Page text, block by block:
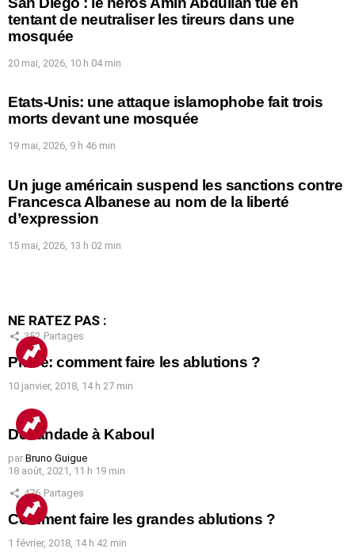
tentant de neutraliser les tireurs dans une
mosquée
20 mai, 2026, 10 h 04 min
Etats-Unis: une attaque islamophobe fait trois
morts devant une mosquée
19 mai, 2026, 9 h 46 min
Un juge américain suspend les sanctions contre
Francesca Albanese au nom de la liberté
d’expression
15 mai, 2026, 13 h 02 min
NE RATEZ PAS :
352 Partages
Prière: comment faire les ablutions ?
10 janvier, 2018, 14 h 27 min
Débandade à Kaboul
par Bruno Guigue
18 août, 2021, 11 h 19 min
476 Partages
Comment faire les grandes ablutions ?
1 février, 2018, 14 h 42 min